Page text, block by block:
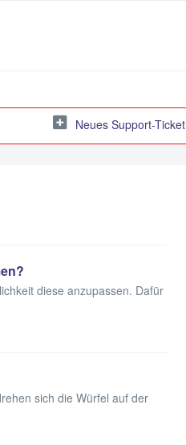
Neues Support-Ticket
diese anzupassen. Dafür
sich die Würfel auf der